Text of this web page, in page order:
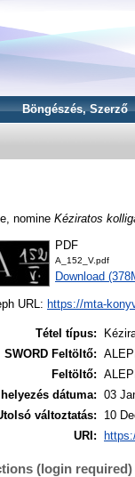
Böngészés, Szerző
nomine Kéziratos
PDF
A_152_V.pdf
Download
URL: https://mta-
Tétel típus:
SWORD Feltöltő:
Feltöltő:
dátuma: 03
változtatás:
10
URI:
(login required)